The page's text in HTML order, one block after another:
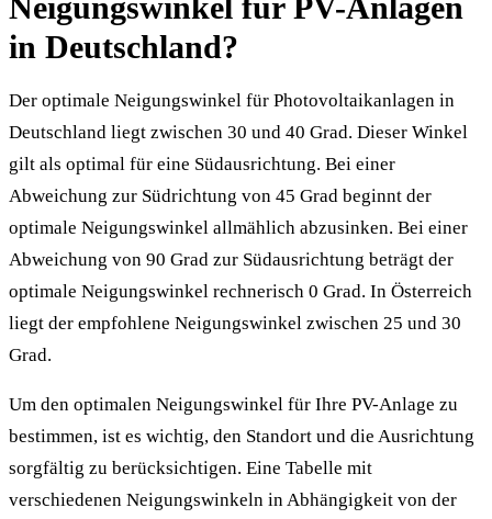
in Deutschland?
Der optimale Neigungswinkel für Photovoltaikanlagen in
Deutschland liegt zwischen 30 und 40 Grad. Dieser Winkel
gilt als optimal für eine Südausrichtung. Bei einer
Abweichung zur Südrichtung von 45 Grad beginnt der
optimale Neigungswinkel allmählich abzusinken. Bei einer
Abweichung von 90 Grad zur Südausrichtung beträgt der
optimale Neigungswinkel rechnerisch 0 Grad. In Österreich
liegt der empfohlene Neigungswinkel zwischen 25 und 30
Grad.
Um den optimalen Neigungswinkel für Ihre PV-Anlage zu
bestimmen, ist es wichtig, den Standort und die Ausrichtung
sorgfältig zu berücksichtigen. Eine Tabelle mit
verschiedenen Neigungswinkeln in Abhängigkeit von der